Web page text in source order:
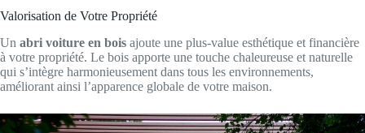
Valorisation de Votre Propriété
Un abri voiture en bois ajoute une plus-value esthétique et financière
à votre propriété. Le bois apporte une touche chaleureuse et naturelle
qui s’intègre harmonieusement dans tous les environnements,
améliorant ainsi l’apparence globale de votre maison.